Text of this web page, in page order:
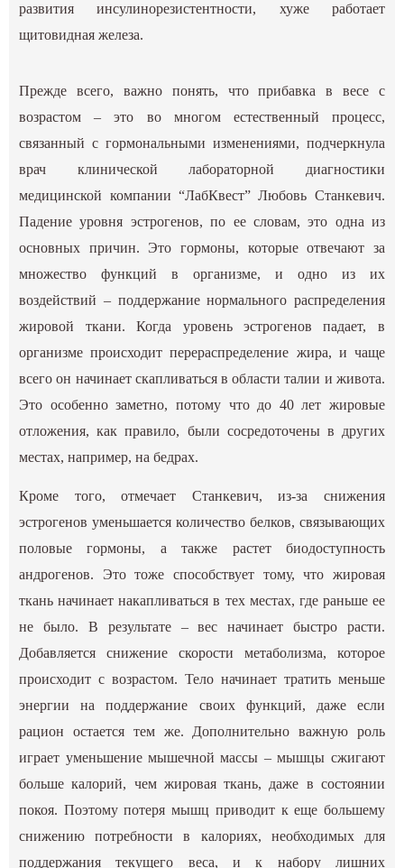
развития инсулинорезистентности, хуже работает
щитовидная железа.
Прежде всего, важно понять, что прибавка в весе с
возрастом – это во многом естественный процесс,
связанный с гормональными изменениями, подчеркнула
врач клинической лабораторной диагностики
медицинской компании “ЛабКвест” Любовь Станкевич.
Падение уровня эстрогенов, по ее словам, это одна из
основных причин. Это гормоны, которые отвечают за
множество функций в организме, и одно из их
воздействий – поддержание нормального распределения
жировой ткани. Когда уровень эстрогенов падает, в
организме происходит перераспределение жира, и чаще
всего он начинает скапливаться в области талии и живота.
Это особенно заметно, потому что до 40 лет жировые
отложения, как правило, были сосредоточены в других
местах, например, на бедрах.
Кроме того, отмечает Станкевич, из-за снижения
эстрогенов уменьшается количество белков, связывающих
половые гормоны, а также растет биодоступность
андрогенов. Это тоже способствует тому, что жировая
ткань начинает накапливаться в тех местах, где раньше ее
не было. В результате – вес начинает быстро расти.
Добавляется снижение скорости метаболизма, которое
происходит с возрастом. Тело начинает тратить меньше
энергии на поддержание своих функций, даже если
рацион остается тем же. Дополнительно важную роль
играет уменьшение мышечной массы – мышцы сжигают
больше калорий, чем жировая ткань, даже в состоянии
покоя. Поэтому потеря мышц приводит к еще большему
снижению потребности в калориях, необходимых для
поддержания текущего веса, и к набору лишних